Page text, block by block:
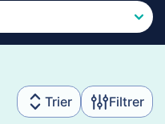
Trier Filtrer